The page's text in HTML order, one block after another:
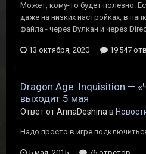
Может, кому-то будет полезно.
даже на низких настройках, в
файла - через Вулкан и через
13 октября, 2020 19 547
Dragon Age: Inquisition —
выходит 5 мая
Ответ от AnnaDeshina в
Надо просто в игре